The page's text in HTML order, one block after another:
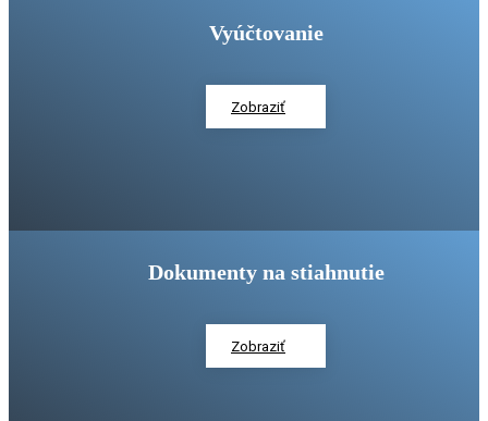
Vyúčtovanie
Zobraziť
Dokumenty na stiahnutie
Zobraziť